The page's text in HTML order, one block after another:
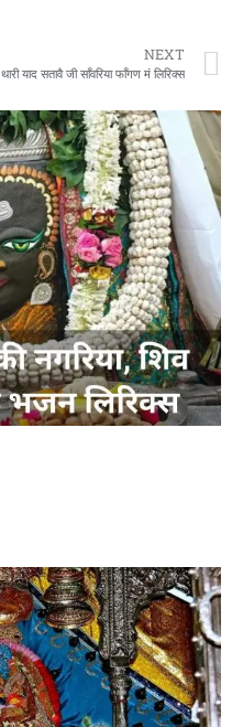
NEXT
थारी याद सतावै जी साँवरिया फाँगण मं लिरिक्स